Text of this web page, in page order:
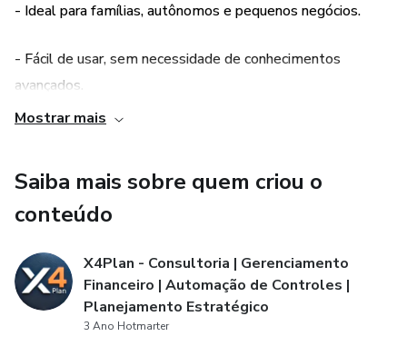
Benefícios
- Fácil de usar: Não exige conhecimentos avançados em
Excel, tornando o controle acessível para todos.
- Agilidade: Automatizações e cálculos prontos,
- Clareza financeira: Proporciona uma visão clara do fluxo
de caixa, auxiliando no planejamento e no alcance de metas
Para quem é indicada?
- Famílias que desejam organizar o orçamento doméstico.
- Ideal para famílias, autônomos e pequenos negócios.
- Fácil de usar, sem necessidade de conhecimentos
avançados.
- Flexível para finanças pessoais, familiares ou
empresariais.
Mostrar mais
Saiba mais sobre quem criou o
conteúdo
X4Plan - Consultoria | Gerenciamento
Financeiro | Automação de Controles |
Planejamento Estratégico
3 Ano Hotmarter